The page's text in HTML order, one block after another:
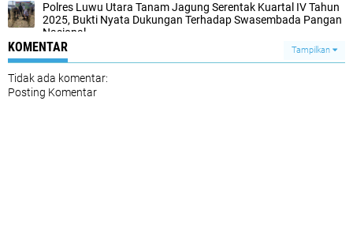
Polres Luwu Utara Tanam Jagung Serentak Kuartal IV Tahun
2025, Bukti Nyata Dukungan Terhadap Swasembada Pangan
Nasional
KOMENTAR Tampilkan
Tidak ada komentar:
Posting Komentar